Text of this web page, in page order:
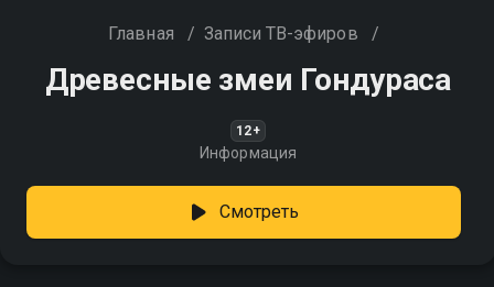
Главная / Записи ТВ-эфиров /
Древесные змеи Гондураса
12+
Информация
Смотреть